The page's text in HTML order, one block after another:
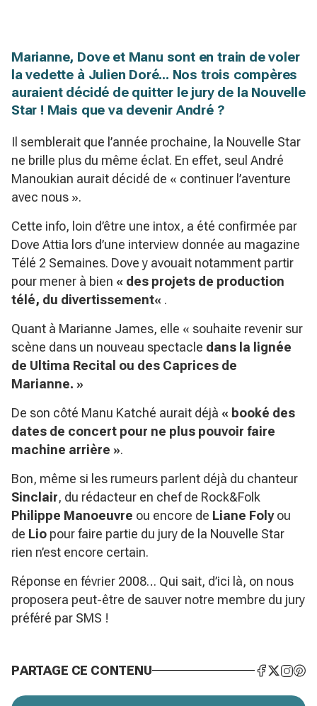
Marianne, Dove et Manu sont en train de voler
la vedette à Julien Doré... Nos trois compères
auraient décidé de quitter le jury de la Nouvelle
Star ! Mais que va devenir André ?
Il semblerait que l’année prochaine, la Nouvelle Star
ne brille plus du même éclat. En effet, seul André
Manoukian aurait décidé de « continuer l’aventure
avec nous ».
Cette info, loin d’être une intox, a été confirmée par
Dove Attia lors d’une interview donnée au magazine
Télé 2 Semaines. Dove y avouait notamment partir
pour mener à bien « des projets de production
télé, du divertissement« .
Quant à Marianne James, elle « souhaite revenir sur
scène dans un nouveau spectacle dans la lignée
de Ultima Recital ou des Caprices de
Marianne. »
De son côté Manu Katché aurait déjà « booké des
dates de concert pour ne plus pouvoir faire
machine arrière ».
Bon, même si les rumeurs parlent déjà du chanteur
Sinclair, du rédacteur en chef de Rock&Folk
Philippe Manoeuvre ou encore de Liane Folyou
de Lio pour faire partie du jury de la Nouvelle Star
rien n’est encore certain.
Réponse en février 2008… Qui sait, d’ici là, on nous
proposera peut-être de sauver notre membre du jury
préféré par SMS !
PARTAGE CE CONTENU